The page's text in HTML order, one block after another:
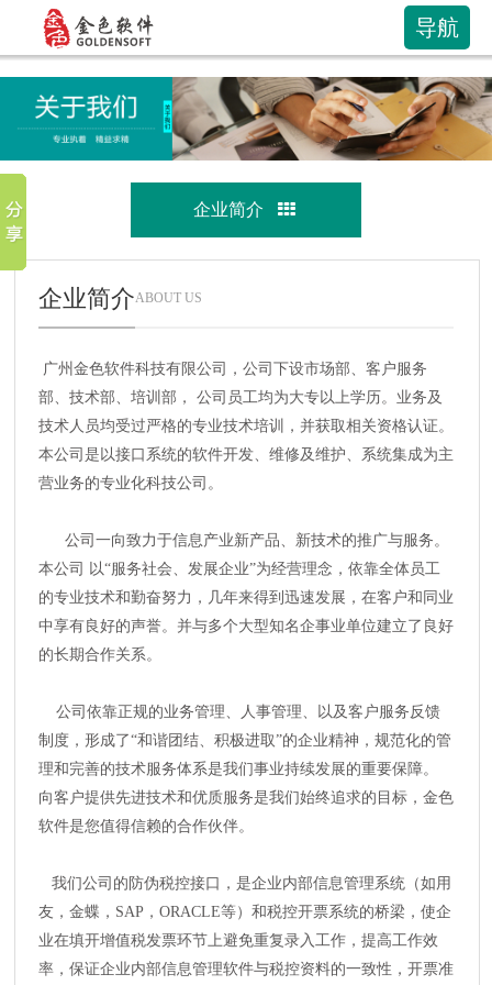
导航
企业简介
企业简介ABOUT US
广州金色软件科技有限公司，公司下设市场部、客户服务
部、技术部、培训部， 公司员工均为大专以上学历。业务及
技术人员均受过严格的专业技术培训，并获取相关资格认证。
本公司是以接口系统的软件开发、维修及维护、系统集成为主
营业务的专业化科技公司。
公司一向致力于信息产业新产品、新技术的推广与服务。
本公司 以“服务社会、发展企业”为经营理念，依靠全体员工
的专业技术和勤奋努力，几年来得到迅速发展，在客户和同业
中享有良好的声誉。并与多个大型知名企事业单位建立了良好
的长期合作关系。
公司依靠正规的业务管理、人事管理、以及客户服务反馈
制度，形成了“和谐团结、积极进取”的企业精神，规范化的管
理和完善的技术服务体系是我们事业持续发展的重要保障。
向客户提供先进技术和优质服务是我们始终追求的目标，金色
软件是您值得信赖的合作伙伴。
我们公司的防伪税控接口，是企业内部信息管理系统（如用
友，金蝶，SAP，ORACLE等）和税控开票系统的桥梁，使企
业在填开增值税发票环节上避免重复录入工作，提高工作效
率，保证企业内部信息管理软件与税控资料的一致性，开票准